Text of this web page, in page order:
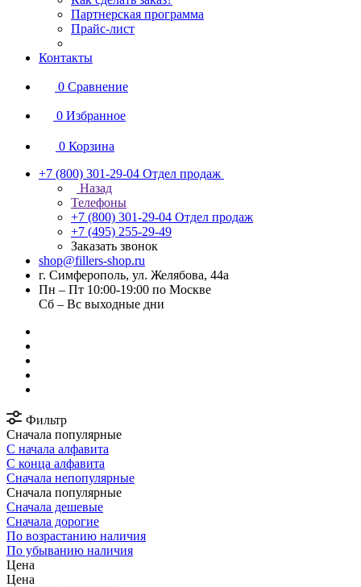
Партнерская программа
Прайс-лист
Контакты
0 Сравнение
0 Избранное
0 Корзина
+7 (800) 301-29-04 Отдел продаж
Назад
Телефоны
+7 (800) 301-29-04 Отдел продаж
+7 (495) 255-29-49
Заказать звонок
shop@fillers-shop.ru
г. Симферополь, ул. Желябова, 44а
Пн – Пт 10:00-19:00 по Москве
Сб – Вс выходные дни
Фильтр
Сначала популярные
С начала алфавита
С конца алфавита
Сначала непопулярные
Сначала популярные
Сначала дешевые
Сначала дорогие
По возрастанию наличия
По убыванию наличия
Цена
Цена